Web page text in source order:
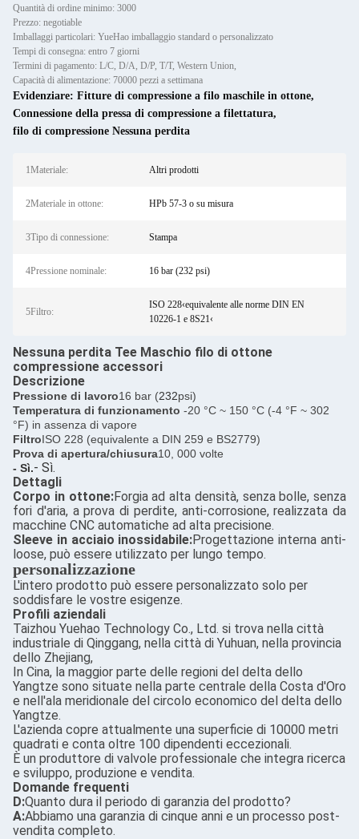
Quantità di ordine minimo: 3000
Prezzo: negotiable
Imballaggi particolari: YueHao imballaggio standard o personalizzato
Tempi di consegna: entro 7 giorni
Termini di pagamento: L/C, D/A, D/P, T/T, Western Union,
Capacità di alimentazione: 70000 pezzi a settimana
Evidenziare: Fitture di compressione a filo maschile in ottone,
Connessione della pressa di compressione a filettatura,
filo di compressione Nessuna perdita
1Materiale: Altri prodotti
2Materiale in ottone: HPb 57-3 o su misura
3Tipo di connessione: Stampa
4Pressione nominale: 16 bar (232 psi)
5Filtro:
ISO 228‹equivalente alle norme DIN EN
10226-1 e 8S21‹
Nessuna perdita Tee Maschio filo di ottone
compressione accessori
Descrizione
Pressione di lavoro16 bar (232psi)
Temperatura di funzionamento -20 °C ~ 150 °C (-4 °F ~ 302
°F) in assenza di vapore
FiltroISO 228 (equivalente a DIN 259 e BS2779)
Prova di apertura/chiusura10, 000 volte
- Sì.- Sì.
Dettagli
Corpo in ottone:Forgia ad alta densità, senza bolle, senza
fori d'aria, a prova di perdite, anti-corrosione, realizzata da
macchine CNC automatiche ad alta precisione.
Sleeve in acciaio inossidabile:Progettazione interna anti-
loose, può essere utilizzato per lungo tempo.
personalizzazione
L'intero prodotto può essere personalizzato solo per
soddisfare le vostre esigenze.
Profili aziendali
Taizhou Yuehao Technology Co., Ltd. si trova nella città
industriale di Qinggang, nella città di Yuhuan, nella provincia
dello Zhejiang,
In Cina, la maggior parte delle regioni del delta dello
Yangtze sono situate nella parte centrale della Costa d'Oro
e nell'ala meridionale del circolo economico del delta dello
Yangtze.
L'azienda copre attualmente una superficie di 10000 metri
quadrati e conta oltre 100 dipendenti eccezionali.
È un produttore di valvole professionale che integra ricerca
e sviluppo, produzione e vendita.
Domande frequenti
D:Quanto dura il periodo di garanzia del prodotto?
A:Abbiamo una garanzia di cinque anni e un processo post-
vendita completo.